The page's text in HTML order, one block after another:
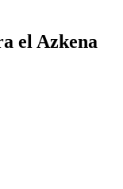
el Azkena